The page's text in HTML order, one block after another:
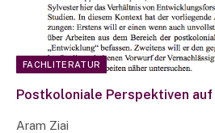
FACHLITERATUR
Postkoloniale Perspektiven auf
Aram Ziai